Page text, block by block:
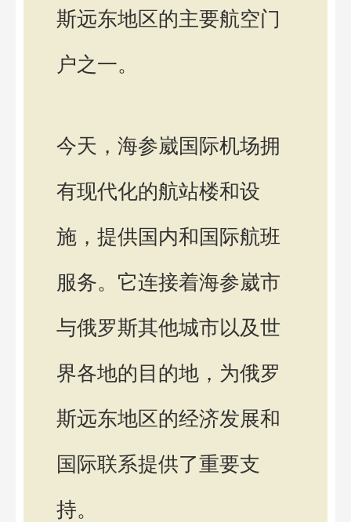
斯远东地区的主要航空门
户之一。
今天，海参崴国际机场拥
有现代化的航站楼和设
施，提供国内和国际航班
服务。它连接着海参崴市
与俄罗斯其他城市以及世
界各地的目的地，为俄罗
斯远东地区的经济发展和
国际联系提供了重要支
持。